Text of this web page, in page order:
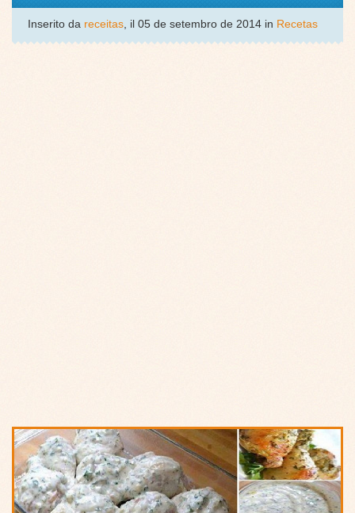
Inserito da receitas, il 05 de setembro de 2014 in Recetas